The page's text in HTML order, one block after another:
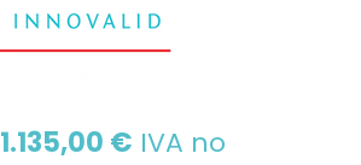
Le
1.135,00 €Le
IVA no